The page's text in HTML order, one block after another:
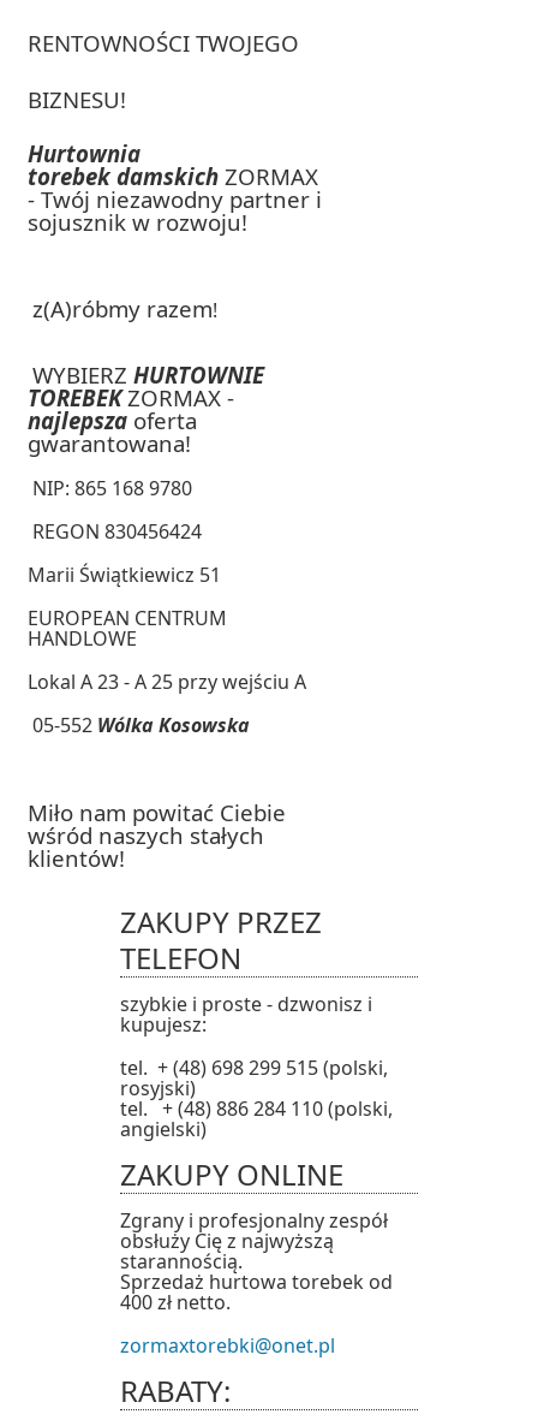
RENTOWNOŚCI TWOJEGO
BIZNESU!
Hurtownia
torebek damskich ZORMAX
- Twój niezawodny partner i
sojusznik w rozwoju!
z(A)róbmy razem!
WYBIERZHURTOWNIE
TOREBEKZORMAX -
najlepsza oferta
gwarantowana!
NIP: 865 168 9780
REGON 830456424
Marii Świątkiewicz 51
EUROPEAN CENTRUM
HANDLOWE
Lokal A 23 - A 25 przy wejściu A
05-552 Wólka Kosowska
Miło nam powitać Ciebie
wśród naszych stałych
klientów!
ZAKUPY PRZEZ
TELEFON
szybkie i proste - dzwonisz i
kupujesz:
tel. + (48) 698 299 515 (polski,
rosyjski)
tel. + (48) 886 284 110 (polski,
angielski)
ZAKUPY ONLINE
Zgrany i profesjonalny zespół
obsłuży Cię z najwyższą
starannością.
Sprzedaż hurtowa torebek od
400 zł netto.
zormaxtorebki@onet.pl
RABATY: